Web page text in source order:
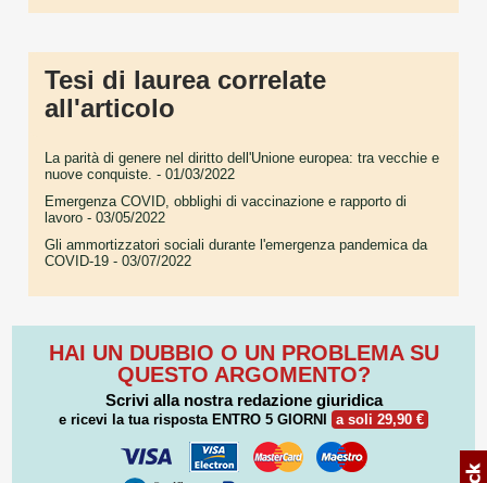
Tesi di laurea correlate
all'articolo
La parità di genere nel diritto dell'Unione europea: tra vecchie e
nuove conquiste. - 01/03/2022
Emergenza COVID, obblighi di vaccinazione e rapporto di
lavoro - 03/05/2022
Gli ammortizzatori sociali durante l'emergenza pandemica da
COVID-19 - 03/07/2022
HAI UN DUBBIO O UN PROBLEMA SU
QUESTO ARGOMENTO?
Scrivi alla nostra redazione giuridica
e ricevi la tua risposta ENTRO 5 GIORNI a soli 29,90 €